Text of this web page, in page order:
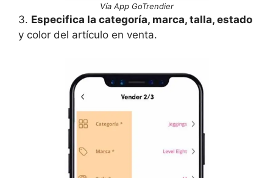
Vía App GoTrendier
3. Especifica la categoría, marca, talla, estado
y color del artículo en venta.